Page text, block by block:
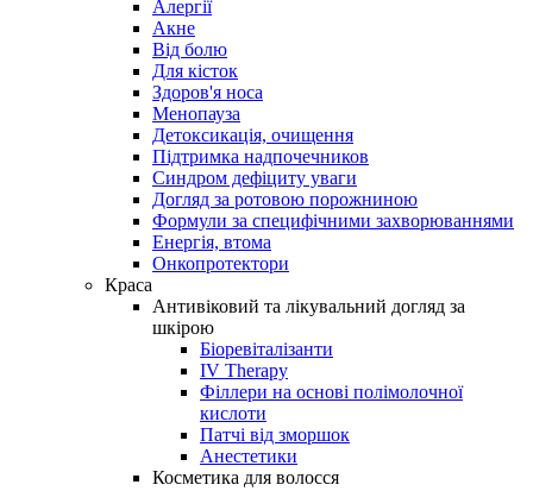
Алергії
Акне
Від болю
Для кісток
Здоров'я носа
Менопауза
Детоксикація, очищення
Підтримка надпочечников
Синдром дефіциту уваги
Догляд за ротовою порожниною
Формули за специфічними захворюваннями
Енергія, втома
Онкопротектори
Краса
Антивіковий та лікувальний догляд за
шкірою
Біоревіталізанти
IV Therapy
Філлери на основі полімолочної
кислоти
Патчі від зморшок
Анестетики
Косметика для волосся